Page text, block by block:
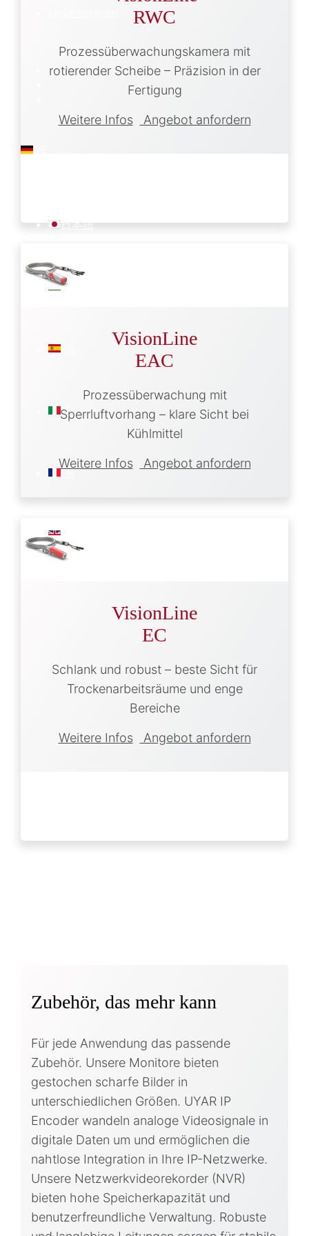
Über Uns
DE
日本語
PT
ES
IT
FR
EN
RWC
Prozessüberwachungskamera mit
rotierender Scheibe – Präzision in der
Fertigung
Weitere Infos Angebot anfordern
VisionLine
EAC
Prozessüberwachung mit
Sperrluftvorhang – klare Sicht bei
Kühlmittel
Weitere Infos Angebot anfordern
VisionLine
EC
Schlank und robust – beste Sicht für
Trockenarbeitsräume und enge
Bereiche
Weitere Infos Angebot anfordern
Zubehör, das mehr kann
Für jede Anwendung das passende
Zubehör. Unsere Monitore bieten
gestochen scharfe Bilder in
unterschiedlichen Größen. UYAR IP
Encoder wandeln analoge Videosignale in
digitale Daten um und ermöglichen die
nahtlose Integration in Ihre IP-Netzwerke.
Unsere Netzwerkvideorekorder (NVR)
bieten hohe Speicherkapazität und
benutzerfreundliche Verwaltung. Robuste